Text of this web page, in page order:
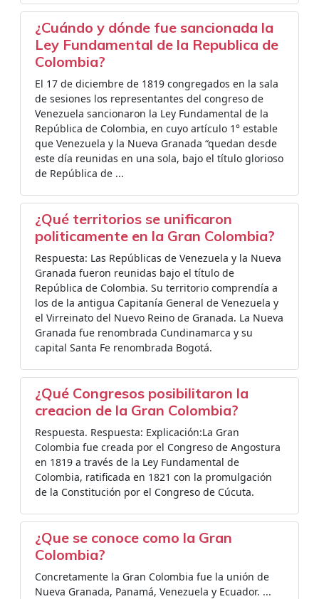
¿Cuándo y dónde fue sancionada la
Ley Fundamental de la Republica de
Colombia?
El 17 de diciembre de 1819 congregados en la sala
de sesiones los representantes del congreso de
Venezuela sancionaron la Ley Fundamental de la
República de Colombia, en cuyo artículo 1° estable
que Venezuela y la Nueva Granada “quedan desde
este día reunidas en una sola, bajo el título glorioso
de República de ...
¿Qué territorios se unificaron
politicamente en la Gran Colombia?
Respuesta: Las Repúblicas de Venezuela y la Nueva
Granada fueron reunidas bajo el título de
República de Colombia. Su territorio comprendía a
los de la antigua Capitanía General de Venezuela y
el Virreinato del Nuevo Reino de Granada. La Nueva
Granada fue renombrada Cundinamarca y su
capital Santa Fe renombrada Bogotá.
¿Qué Congresos posibilitaron la
creacion de la Gran Colombia?
Respuesta. Respuesta: Explicación:La Gran
Colombia fue creada por el Congreso de Angostura
en 1819 a través de la Ley Fundamental de
Colombia, ratificada en 1821 con la promulgación
de la Constitución por el Congreso de Cúcuta.
¿Que se conoce como la Gran
Colombia?
Concretamente la Gran Colombia fue la unión de
Nueva Granada, Panamá, Venezuela y Ecuador. ...